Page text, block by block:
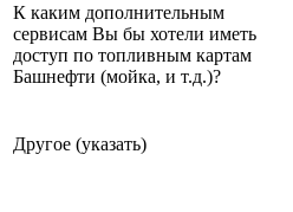
К каким дополнительным
сервисам Вы бы хотели иметь
доступ по топливным картам
Башнефти (мойка, и т.д.)?
Другое (указать)